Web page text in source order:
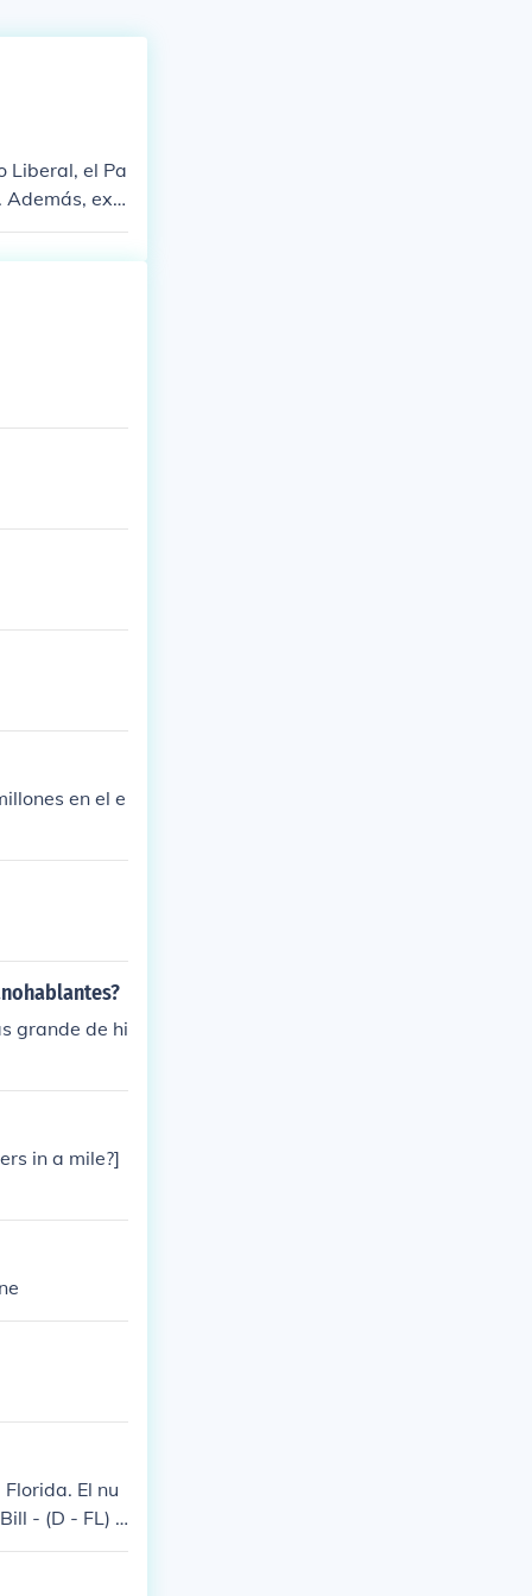
Liberal, el Pa
exis
en el e
grande de hi
in a mile?]
El nu
- (D - FL) 2